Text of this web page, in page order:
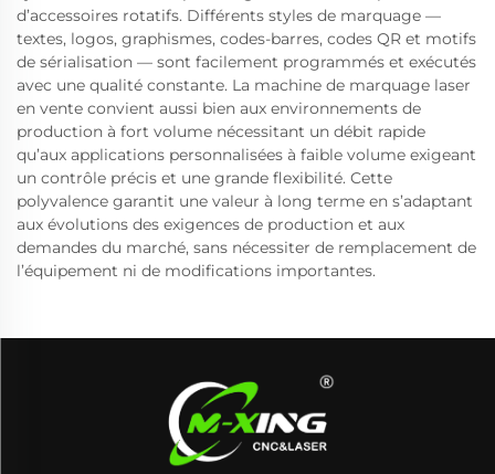
d’accessoires rotatifs. Différents styles de marquage —
textes, logos, graphismes, codes-barres, codes QR et motifs
de sérialisation — sont facilement programmés et exécutés
avec une qualité constante. La machine de marquage laser
en vente convient aussi bien aux environnements de
production à fort volume nécessitant un débit rapide
qu’aux applications personnalisées à faible volume exigeant
un contrôle précis et une grande flexibilité. Cette
polyvalence garantit une valeur à long terme en s’adaptant
aux évolutions des exigences de production et aux
demandes du marché, sans nécessiter de remplacement de
l’équipement ni de modifications importantes.